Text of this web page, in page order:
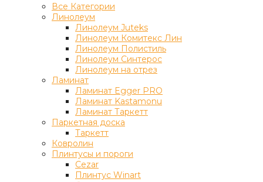
Все Категории
Линолеум
Линолеум Juteks
Линолеум Комитекс Лин
Линолеум Полистиль
Линолеум Синтерос
Линолеум на отрез
Ламинат
Ламинат Egger PRO
Ламинат Kastamonu
Ламинат Таркетт
Паркетная доска
Таркетт
Ковролин
Плинтусы и пороги
Cezar
Плинтус Winart